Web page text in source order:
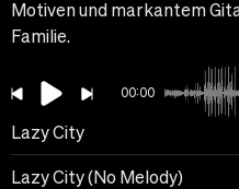
Motiven und markantem
Familie.
00:00
Lazy City
Lazy City (No Melody)